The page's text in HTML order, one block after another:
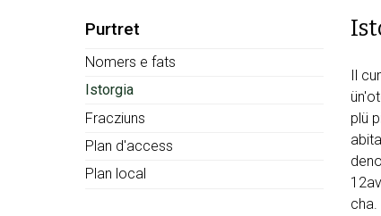
Purtret
Nomers e fats
Istorgia
Fracziuns
Plan d'access
Plan local
Il
plü
cha.